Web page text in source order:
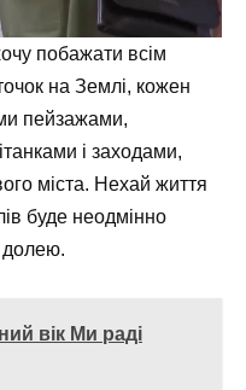
побажати всім
на Землі, кожен
пейзажами,
і заходами,
міста. Нехай життя
буде неодмінно
долею.
вік Ми раді